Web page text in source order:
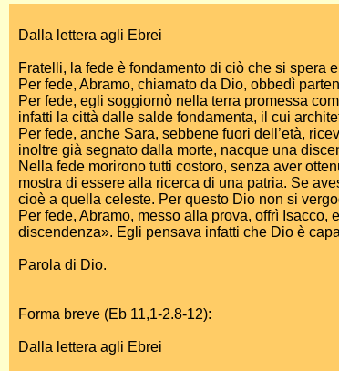
Dalla lettera agli Ebrei
Fratelli, la fede è fondamento di ciò che si spera
Per fede, Abramo, chiamato da Dio, obbedì
Per fede, egli soggiornò nella terra promessa
infatti la città dalle salde fondamenta, il cui
Per fede, anche Sara, sebbene fuori dell’età,
inoltre già segnato dalla morte, nacque una
Nella fede morirono tutti costoro, senza aver
mostra di essere alla ricerca di una patria. Se
cioè a quella celeste. Per questo Dio non si
Per fede, Abramo, messo alla prova, offrì
discendenza». Egli pensava infatti che Dio è
Parola di Dio.
Forma breve (Eb 11,1-2.8-12):
Dalla lettera agli Ebrei